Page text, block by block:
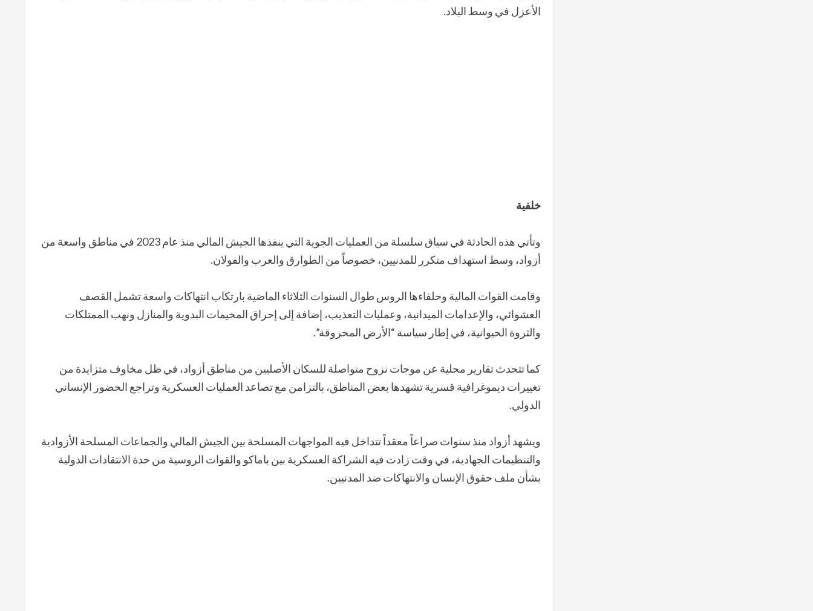
الأعزل في وسط البلاد.
خلفية
وتأتي هذه الحادثة في سياق سلسلة من العمليات الجوية التي ينفذها الجيش المالي منذ عام 2023 في مناطق واسعة من
أزواد، وسط استهداف متكرر للمدنيين، خصوصاً من الطوارق والعرب والفولان.
وقامت القوات المالية وحلفاءها الروس طوال السنوات الثلاثاء الماضية بارتكاب انتهاكات واسعة تشمل القصف
العشوائي، والإعدامات الميدانية، وعمليات التعذيب، إضافة إلى إحراق المخيمات البدوية والمنازل ونهب الممتلكات
والثروة الحيوانية، في إطار سياسة “الأرض المحروقة”.
كما تتحدث تقارير محلية عن موجات نزوح متواصلة للسكان الأصليين من مناطق أزواد، في ظل مخاوف متزايدة من
تغييرات ديموغرافية قسرية تشهدها بعض المناطق، بالتزامن مع تصاعد العمليات العسكرية وتراجع الحضور الإنساني
الدولي.
ويشهد أزواد منذ سنوات صراعاً معقداً تتداخل فيه المواجهات المسلحة بين الجيش المالي والجماعات المسلحة الأزوادية
والتنظيمات الجهادية، في وقت زادت فيه الشراكة العسكرية بين باماكو والقوات الروسية من حدة الانتقادات الدولية
بشأن ملف حقوق الإنسان والانتهاكات ضد المدنيين.